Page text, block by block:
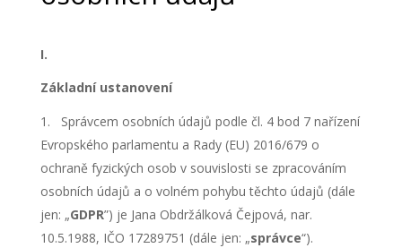
I.
Základní ustanovení
Správcem osobních údajů podle čl. 4 bod 7 nařízení
Evropského parlamentu a Rady (EU) 2016/679 o
ochraně fyzických osob v souvislosti se zpracováním
osobních údajů a o volném pohybu těchto údajů (dále
jen: „GDPR”) je Jana Obdržálková Čejpová, nar.
10.5.1988, IČO 17289751 (dále jen: „správce“).